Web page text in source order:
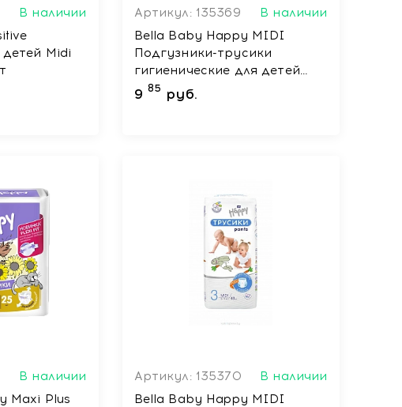
В наличии
Midi
Артикул: 135369
В наличии
Bella Baby Happy MIDI
Подгузники-трусики
гигиенические для детей
универсальные, 14 шт
9 85 руб.
В наличии
Maxi Plus
Артикул: 135370
В наличии
Bella Baby Happy MIDI